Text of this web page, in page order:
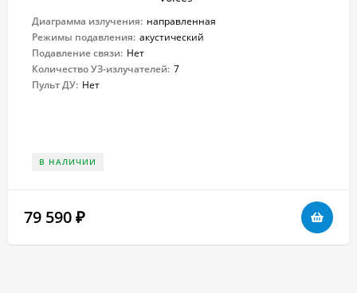
Диаграмма излучения: направленная
Режимы подавления: акустический
Подавление связи: Нет
Количество УЗ-излучателей: 7
Пульт ДУ: Нет
В НАЛИЧИИ
79 590 ₽